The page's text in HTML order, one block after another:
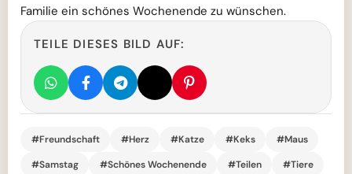
Familie ein schönes Wochenende zu wünschen.
TEILE DIESES BILD AUF:
#Freundschaft #Herz #Katze #Keks
#Maus
#Samstag
#Schönes Wochenende #Teilen
#Tiere